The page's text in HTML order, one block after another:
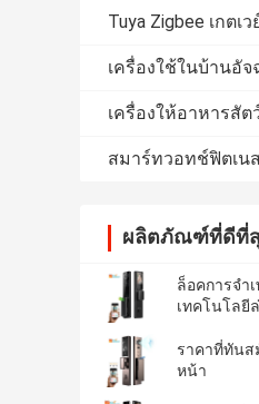
Tuya Zigbee เกตเว
เครื่องใช้ในบ้านอัจ
เครื่องให้อาหารสัต
สมาร์ทวอทช์ฟิตเน
ผลิตภัณฑ์ที่ดีที่
ล็อคการจํา
เทคโนโลยี
ราคาที่ทันส
หน้า